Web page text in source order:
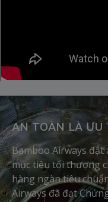
AN TOÀN LÀ ƯU
Bamboo Airways đặt
mục tiêu tối thượng
hàng ngàn tiêu
Airways đã đạt